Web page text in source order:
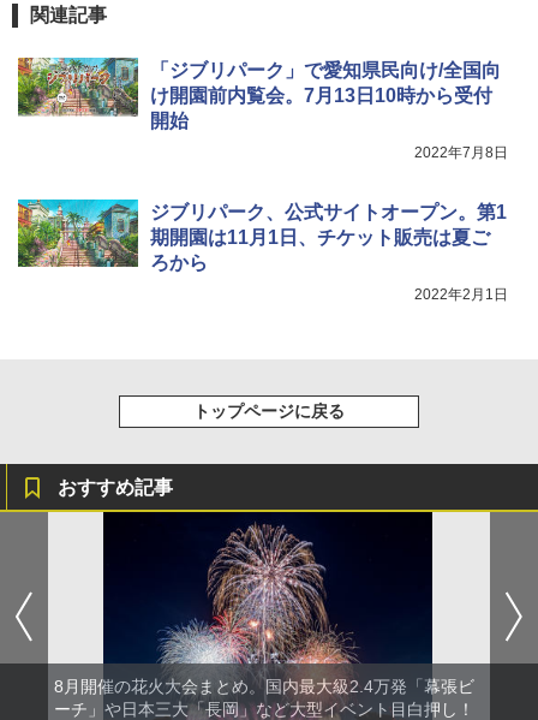
新しい日本地理 地図・統計・移動から読み
解く (講談社現代新書)
簡単設置 ポップアップテント エクルベージ
ュ(BC仕様) PATC-150B(EB)
[キャンパーズコレクション 山善] 傘みたいに
広げるだけ パッとサッとテント キューブワ
イド ブラックコーティング フルクローズ メ
ッシュ 4人用 簡単設置 ポップアップテント P
防水 UVカット 4段階高さ調整 軽量 収納袋付
き
ポインターライト 強力 小型 緑色/赤色/青紫色
USB充電式 高精度 超長距離照射 長時間使用
可能 安全ロック付き 高安全性 金属製耐久 コ
ンパクト多機能設計 持ち運び便利 アウトド
ア/オフィス/教育現場/展示会用 緑
関連記事
「ジブリパーク」で愛知県民向け/全国向
け開園前内覧会。7月13日10時から受付
開始
2022年7月8日
ジブリパーク、公式サイトオープン。第1
期開園は11月1日、チケット販売は夏ご
ろから
2022年2月1日
トップページに戻る
おすすめ記事
8月開催の花火大会まとめ。国内最大級2.4万発「幕張ビ
ーチ」や日本三大「長岡」など大型イベント目白押し！